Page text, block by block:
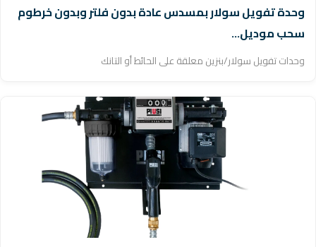
وحدة تفويل سولار بمسدس عادة بدون فلتر وبدون خرطوم
سحب موديل...
وحدات تفويل سولار/بنزين معلقة على الحائط أو التانك